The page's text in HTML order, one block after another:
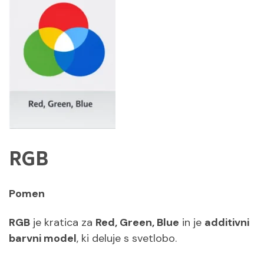
RGB
Pomen
RGB je kratica za Red, Green, Blue in je additivni
barvni model, ki deluje s svetlobo.